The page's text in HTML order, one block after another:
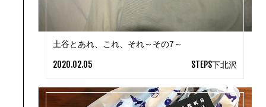
土谷とあれ、これ、それ～その7～
2020.02.05 STEPS下北沢